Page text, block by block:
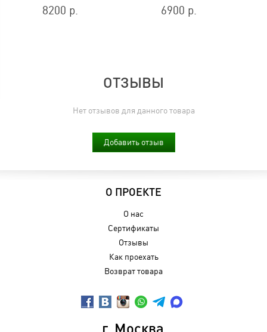
8200 р. 6900 р.
ОТЗЫВЫ
Нет отзывов для данного товара
Добавить отзыв
О ПРОЕКТЕ
О нас
Сертификаты
Отзывы
Как проехать
Возврат товара